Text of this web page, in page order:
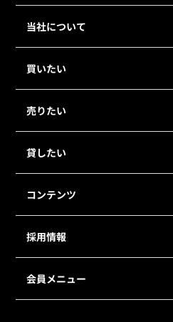
当社について
買いたい
売りたい
貸したい
コンテンツ
採用情報
会員メニュー